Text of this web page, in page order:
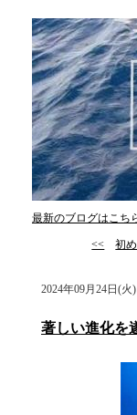
最新のブログはこち
<< 初
2024年09月24日(火)
著しい進化を